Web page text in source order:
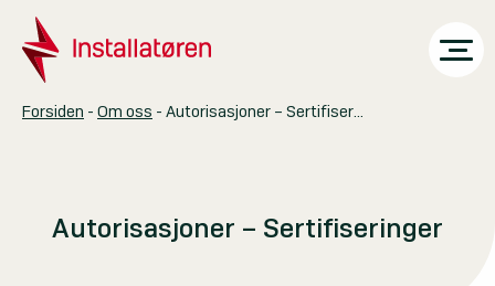
Skolen
Forsiden - Om oss -
Autorisasjoner – Sertifiseringer